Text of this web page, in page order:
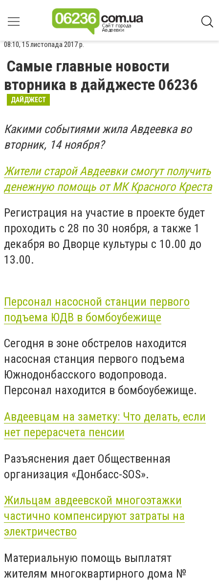
08:10, 15 листопада 2017 р.
Самые главные новости
вторника в дайджесте 06236
ДАЙДЖЕСТ
Какими событиями жила Авдеевка во
вторник, 14 ноября?
Жители старой Авдеевки смогут получить
денежную помощь от МК Красного Креста
Регистрация на участие в проекте будет
проходить с 28 по 30 ноября, а также 1
декабря во Дворце культуры с 10.00 до
13.00.
Персонал насосной станции первого
подъема ЮДВ в бомбоубежище
Сегодня в зоне обстрелов находится
насосная станция первого подъема
Южнодонбасского водопровода.
Персонал находится в бомбоубежище.
Авдеевцам на заметку: Что делать, если
нет перерасчета пенсии
Разъяснения дает Общественная
организация «Донбасс-SOS».
Жильцам авдеевской многоэтажки
частично компенсируют затраты на
электричество
Материальную помощь выплатят
жителям многоквартирного дома №